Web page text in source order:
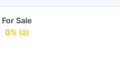
For Sale
0% (2)